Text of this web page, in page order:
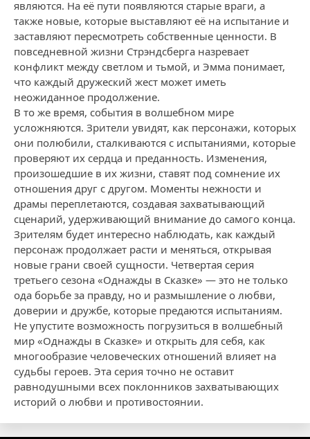
являются. На её пути появляются старые враги, а
также новые, которые выставляют её на испытание и
заставляют пересмотреть собственные ценности. В
повседневной жизни Стрэндсберга назревает
конфликт между светлом и тьмой, и Эмма понимает,
что каждый дружеский жест может иметь
неожиданное продолжение.
В то же время, события в волшебном мире
усложняются. Зрители увидят, как персонажи, которых
они полюбили, сталкиваются с испытаниями, которые
проверяют их сердца и преданность. Изменения,
произошедшие в их жизни, ставят под сомнение их
отношения друг с другом. Моменты нежности и
драмы переплетаются, создавая захватывающий
сценарий, удерживающий внимание до самого конца.
Зрителям будет интересно наблюдать, как каждый
персонаж продолжает расти и меняться, открывая
новые грани своей сущности. Четвертая серия
третьего сезона «Однажды в Сказке» — это не только
ода борьбе за правду, но и размышление о любви,
доверии и дружбе, которые предаются испытаниям.
Не упустите возможность погрузиться в волшебный
мир «Однажды в Сказке» и открыть для себя, как
многообразие человеческих отношений влияет на
судьбы героев. Эта серия точно не оставит
равнодушными всех поклонников захватывающих
историй о любви и противостоянии.